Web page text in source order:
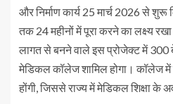
और निर्माण कार्य 25 मार्च 2026 से शुरू
तक 24 महीनों में पूरा करने का लक्ष्य
लागत से बनने वाले इस प्रोजेक्ट में
मेडिकल कॉलेज शामिल होगा। कॉलेज में
होंगी, जिससे राज्य में मेडिकल शिक्षा के